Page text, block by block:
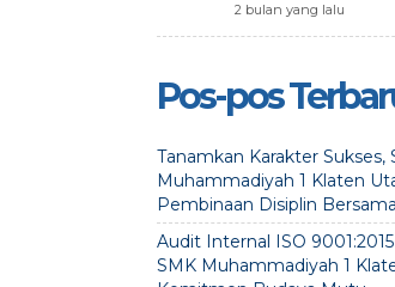
2 bulan yang lalu
Pos-pos
Tanamkan Karakter Sukses,
Muhammadiyah 1 Klaten
Pembinaan Disiplin
Audit Internal ISO
SMK Muhammadiyah 1